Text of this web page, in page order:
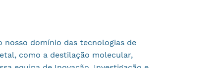
nosso domínio das tecnologias de
como a destilação molecular,